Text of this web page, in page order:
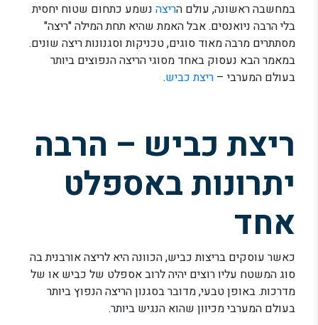
במחשבה ראשונה, עולם הריצה נשמע כתחום שטוח יחסית
בלי הרבה ניואנסים. אבל האמת שהיא תחת המילה "ריצה"
מסתתרים מרבה מאוד סוגים, טכניקות וסגנונות ריצה שונים.
במאמר הבא נעסוק באחד מסוגי הריצה הנפוצים ביותר
בעולם המערבי – ריצת כביש.
ריצת כביש – הרבה
יתרונות באספלט
אחד
כאשר עוסקים בריצות כביש, הכוונה היא לריצה אורבנית בה
סוג המשטח עליו רוצים יהיה לרוב אספלט של כביש או של
מדרכות. באופן טבעי, מדובר בסגנון הריצה הנפוץ ביותר
בעולם המערבי מכיוון שהוא הנגיש ביותר.